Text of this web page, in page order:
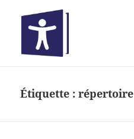
Étiquette :répertoire